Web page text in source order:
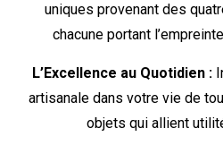
uniques provenant des
chacune portant
L’Excellence au Quotidien :
artisanale dans votre vie de
objets qui allient